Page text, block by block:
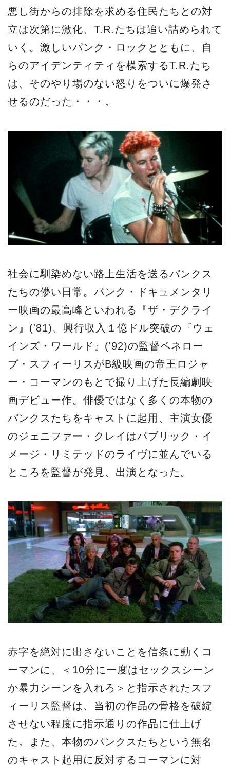
悪し街からの排除を求める住民たちとの対
立は次第に激化、T.R.たちは追い詰められて
いく。激しいパンク・ロックとともに、自
らのアイデンティティを模索するT.R.たち
は、そのやり場のない怒りをついに爆発さ
せるのだった・・・。
社会に馴染めない路上生活を送るパンクス
たちの儚い日常。パンク・ドキュメンタリ
ー映画の最高峰といわれる『ザ・デクライ
ン』('81)、興行収入１億ドル突破の『ウェ
インズ・ワールド』('92)の監督ペネロー
プ・スフィーリスがB級映画の帝王ロジャ
ー・コーマンのもとで撮り上げた長編劇映
画デビュー作。俳優ではなく多くの本物の
パンクスたちをキャストに起用、主演女優
のジェニファー・クレイはパブリック・イ
メージ・リミテッドのライヴに並んでいる
ところを監督が発見、出演となった。
赤字を絶対に出さないことを信条に動くコ
ーマンに、＜10分に一度はセックスシーン
か暴力シーンを入れろ＞と指示されたスフ
ィーリス監督は、当初の作品の骨格を破綻
させない程度に指示通りの作品に仕上げ
た。また、本物のパンクスたちという無名
のキャスト起用に反対するコーマンに対